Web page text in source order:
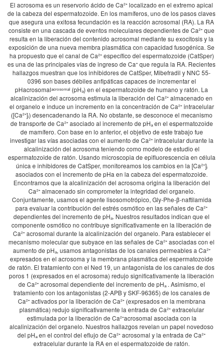
El acrosoma es un reservorio ácido de Ca²⁺ localizado en el extremo apical
de la cabeza del espermatozoide. En los mamíferos, uno de los pasos claves
que asegura una exitosa fecundación es la reacción acrosomal (RA). La RA
consiste en una cascada de eventos moleculares dependientes de Ca²⁺ que
resulta en la liberación del contenido acrosomal mediante su exocitosis y la
exposición de una nueva membra plasmática con capacidad fusogénica. Se
ha propuesto que el canal de Ca²⁺ específico del espermatozoide (CatSper)
es una de las principales vías de ingreso de Ca⁺ que regula la RA. Recientes
hallazgos muestran que los inhibidores de CatSper, Mibefradil y NNC 55-
0396 son bases débiles anfipáticas capaces de incrementar el
pHacrosomalᵃᶜʳᵒˢᵒᵐᵃˡ (pHₐ) en el espermatozoide de humano y ratón. La
alcalinización del acrosoma estimula la liberación del Ca²⁺ almacenado en
el organelo e induce un incremento en la concentración de Ca²⁺ intracelular
([Ca²⁺]ᵢ) desencadenando la RA. No obstante, se desconoce el mecanismo
de transporte de Ca²⁺ asociado al incremento de pHₐ en el espermatozoide
de mamífero. Con base en lo anterior, el objetivo de este trabajo fue
investigar las vías asociadas con el aumento de Ca²⁺ intracelular durante la
alcalinización del acrosoma teniendo como modelo de estudio el
espermatozoide de ratón. Usando microscopia de epifluorescencia en célula
única e inhibidores de CatSper, monitoreamos los cambios en la [Ca²⁺]ᵢ
asociados con el incremento de pHa en la cabeza del espermatozoide.
Encontramos que la alcalinización del acrosoma origina la liberación del
Ca²⁺ almacenado sin comprometer la integridad del organelo.
Conjuntamente, usamos el agente lisosomotrópico, Gly-Phe-β-naftilamida
para evaluar la contribución del estrés osmótico en las señales de Ca²⁺
dependientes del incremento de pHₐ. Nuestros resultados indican que el
componente osmótico no contribuye significativamente en la liberación de
Ca²⁺ acrosomal durante la alcalinización del organelo. Para establecer el
mecanismo molecular que subyace en las señales de Ca²⁺ asociadas con el
aumento de pHₐ, usamos antagonistas de los canales permeables a Ca²⁺
expresados en el acrosoma y la membrana plasmática del espermatozoide
de ratón. El tratamiento con el Ned 19, un antagonista de los canales de dos
poros 1 (expresados en el acrosoma) redujo significativamente la liberación
de Ca²⁺ acrosomal dependiente del incremento de pHₐ . Asimismo, el
tratamiento con los antagonistas (2-APB y SKF-96365) de los canales de
Ca²⁺ activados por la liberación de Ca²⁺ (expresados en la membrana
plasmática) redujo significativamente la entrada de Ca²⁺ extracelular
estimulada por la liberación de Ca²⁺acrosomal asociada con la
alcalinización del organelo. Nuestros hallazgos revelan un papel novedoso
del pHₐ en el control del eflujo de Ca²⁺ acrosomal y la entrada de Ca²⁺
extracelular durante la RA en el espermatozoide de ratón.